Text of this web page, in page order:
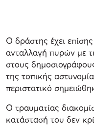
Ο δράστης έχει
ανταλλαγή πυρών με
στους
της τοπικής
περιστατικό
Ο τραυματίας
κατάστασή του δεν